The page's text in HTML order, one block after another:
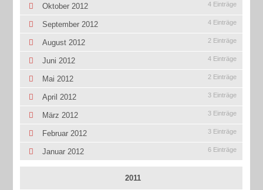
Oktober 2012 4 Einträge
September 2012 4 Einträge
August 2012 2 Einträge
Juni 2012 4 Einträge
Mai 2012 2 Einträge
April 2012 3 Einträge
März 2012 3 Einträge
Februar 2012 3 Einträge
Januar 2012 6 Einträge
2011